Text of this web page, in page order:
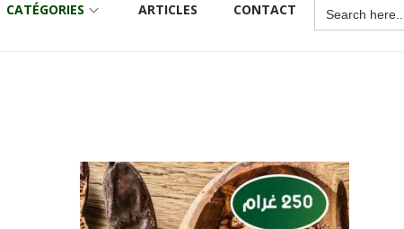
CATÉGORIES ARTICLES CONTACT